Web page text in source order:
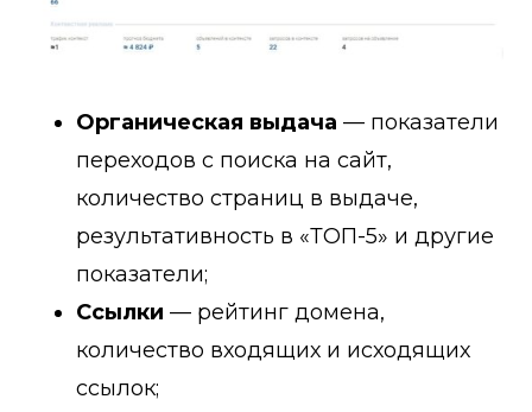
Органическая выдача — показатели
переходов с поиска на сайт,
количество страниц в выдаче,
результативность в «ТОП-5» и другие
показатели;
Ссылки — рейтинг домена,
количество входящих и исходящих
ссылок;